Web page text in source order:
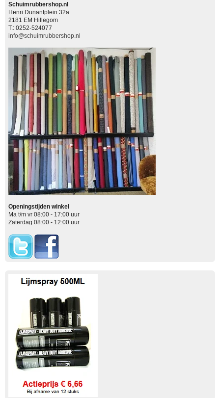
Schuimrubbershop.nl
Henri Dunantplein 32a
2181 EM Hillegom
T.: 0252-524077
info@schuimrubbershop.nl
Openingstijden winkel
Ma t/m vr 08:00 - 17:00 uur
Zaterdag 08:00 - 12:00 uur